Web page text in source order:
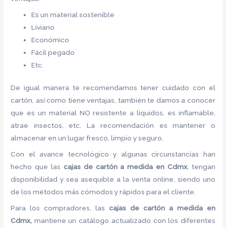
Es un material sostenible
Liviano
Económico
Fácil pegado
Etc.
De igual manera te recomendamos tener cuidado con el
cartón, así como tiene ventajas, también te damos a conocer
que es un material NO resistente a líquidos, es inflamable,
atrae insectos, etc. La recomendación es mantener o
almacenar en un lugar fresco, limpio y seguro.
Con el avance tecnológico y algunas circunstancias han
hecho que las cajas de cartón a medida en Cdmx, tengan
disponibilidad y sea asequible a la venta online, siendo uno
de los métodos más cómodos y rápidos para el cliente.
Para los compradores, lascajas de cartón a medida en
Cdmx, mantiene un catálogo actualizado con los diferentes